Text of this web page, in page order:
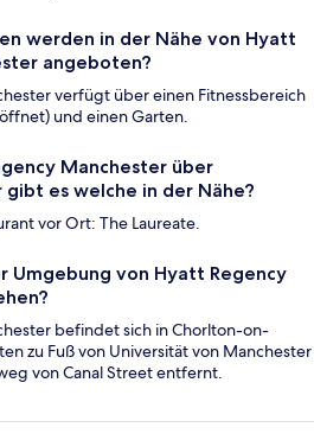
werden in der Nähe von Hyatt
angeboten?
verfügt über einen Fitnessbereich
und einen Garten.
Manchester über
gibt es welche in der Nähe?
vor Ort: The Laureate.
Umgebung von Hyatt Regency
befindet sich in Chorlton-on-
zu Fuß von Universität von Manchester
von Canal Street entfernt.